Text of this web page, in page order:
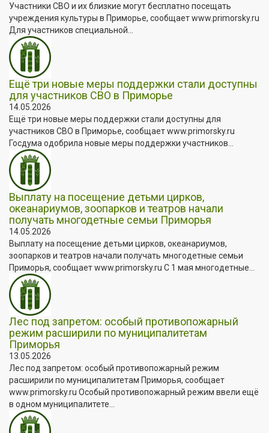
Участники СВО и их близкие могут бесплатно посещать
учреждения культуры в Приморье, сообщает www.primorsky.ru
Для участников специальной...
Ещё три новые меры поддержки стали доступны
для участников СВО в Приморье
14.05.2026
Ещё три новые меры поддержки стали доступны для
участников СВО в Приморье, сообщает www.primorsky.ru
Госдума одобрила новые меры поддержки участников...
Выплату на посещение детьми цирков,
океанариумов, зоопарков и театров начали
получать многодетные семьи Приморья
14.05.2026
Выплату на посещение детьми цирков, океанариумов,
зоопарков и театров начали получать многодетные семьи
Приморья, сообщает www.primorsky.ru С 1 мая многодетные...
Лес под запретом: особый противопожарный
режим расширили по муниципалитетам
Приморья
13.05.2026
Лес под запретом: особый противопожарный режим
расширили по муниципалитетам Приморья, сообщает
www.primorsky.ru Особый противопожарный режим ввели ещё
в одном муниципалитете...